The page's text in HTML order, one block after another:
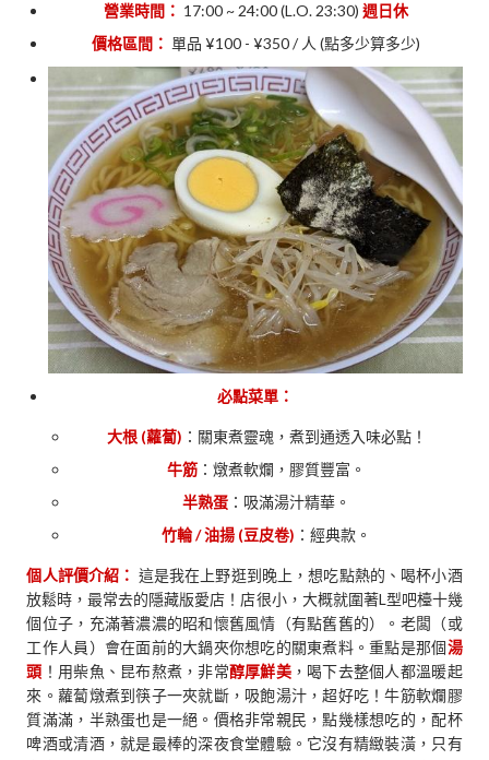
營業時間： 17:00 ~ 24:00 (L.O. 23:30) 週日休
價格區間： 單品 ¥100 - ¥350 / 人 (點多少算多少)
必點菜單：
大根 (蘿蔔) ：關東煮靈魂，煮到通透入味必點！
牛筋 ：燉煮軟爛，膠質豐富。
半熟蛋 ：吸滿湯汁精華。
竹輪 / 油揚 (豆皮卷) ：經典款。
個人評價介紹： 這是我在上野逛到晚上，想吃點熱的、喝杯小酒
放鬆時，最常去的隱藏版愛店！店很小，大概就圍著L型吧檯十幾
個位子，充滿著濃濃的昭和懷舊風情（有點舊舊的）。老闆（或
工作人員）會在面前的大鍋夾你想吃的關東煮料。重點是那個湯
頭 ！用柴魚、昆布熬煮，非常醇厚鮮美，喝下去整個人都溫暖起
來。蘿蔔燉煮到筷子一夾就斷，吸飽湯汁，超好吃！牛筋軟爛膠
質滿滿，半熟蛋也是一絕。價格非常親民，點幾樣想吃的，配杯
啤酒或清酒，就是最棒的深夜食堂體驗。它沒有精緻裝潢，只有